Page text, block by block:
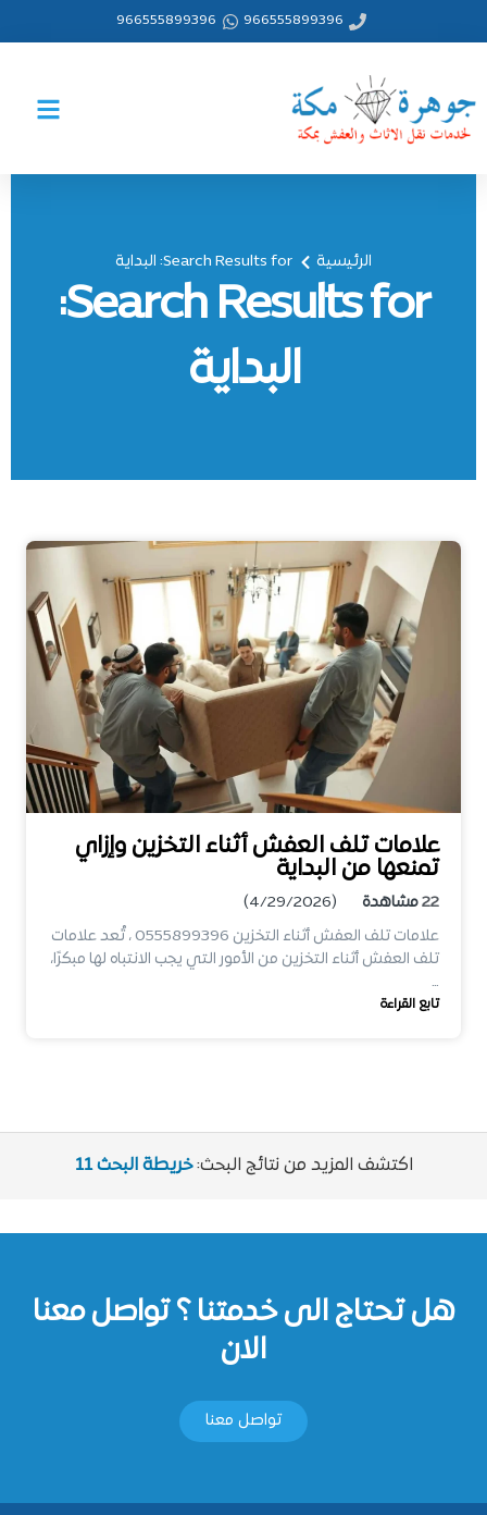
966555899396
966555899396
الرئيسية Search Results for: البداية
Search Results for:
البداية
علامات تلف العفش أثناء التخزين وإزاي
تمنعها من البداية
22مشاهدة
(4/29/2026)
علامات تلف العفش أثناء التخزين 0555899396 ، تُعد علامات
تلف العفش أثناء التخزين من الأمور التي يجب الانتباه لها مبكرًا،
…
تابع القراءة
اكتشف المزيد من نتائج البحث:خريطة البحث 11
هل تحتاج الى خدمتنا ؟ تواصل معنا
الان
تواصل معنا